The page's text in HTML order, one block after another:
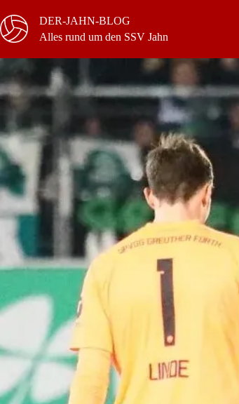
Inhalt
springen
DER-JAHN-BLOG
Alles rund um den SSV Jahn